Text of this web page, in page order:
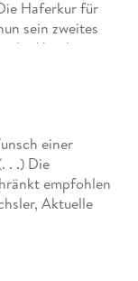
Haferkur für
sein zweites
Abnehmen.
einer
. .) Die
empfohlen
Aktuelle